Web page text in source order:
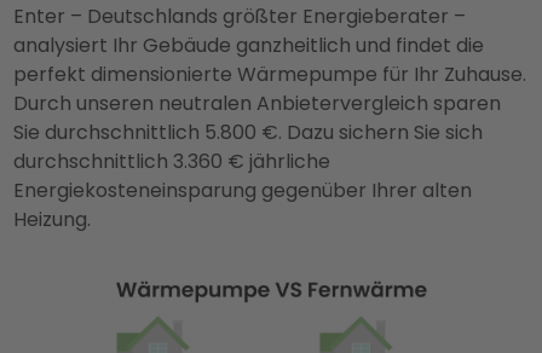
Enter – Deutschlands größter Energieberater –
analysiert Ihr Gebäude ganzheitlich und findet die
perfekt dimensionierte Wärmepumpe für Ihr Zuhause.
Durch unseren neutralen Anbietervergleich sparen
Sie durchschnittlich 5.800 €. Dazu sichern Sie sich
durchschnittlich 3.360 € jährliche
Energiekosteneinsparung gegenüber Ihrer alten
Heizung.